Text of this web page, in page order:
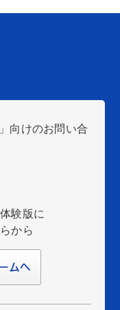
向けのお問い合
験版に
から